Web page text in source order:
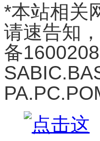
*本站相关
请速告知
备